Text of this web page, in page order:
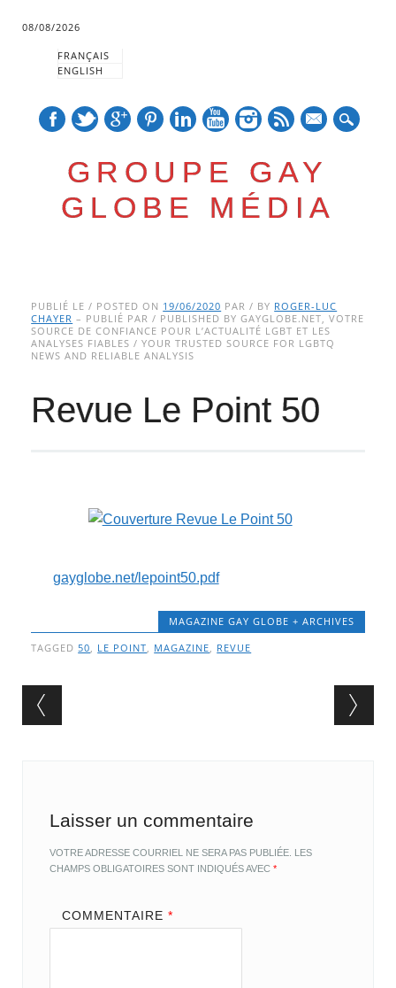
08/08/2026
FRANÇAIS
ENGLISH
GROUPE GAY
GLOBE MÉDIA
Main menu
to
content
PUBLIÉ LE / POSTED ON 19/06/2020 PAR / BY ROGER-LUC
CHAYER – PUBLIÉ PAR / PUBLISHED BY GAYGLOBE.NET, VOTRE
SOURCE DE CONFIANCE POUR L’ACTUALITÉ LGBT ET LES
ANALYSES FIABLES / YOUR TRUSTED SOURCE FOR LGBTQ
NEWS AND RELIABLE ANALYSIS
Revue Le Point 50
gayglobe.net/lepoint50.pdf
MAGAZINE GAY GLOBE + ARCHIVES
TAGGED50, LE POINT, MAGAZINE, REVUE
Post navigation
Laisser un commentaire
VOTRE ADRESSE COURRIEL NE SERA PAS PUBLIÉE. LES
CHAMPS OBLIGATOIRES SONT INDIQUÉS AVEC*
COMMENTAIRE *